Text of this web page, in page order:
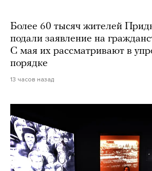
Более 60 тысяч жителей
подали заявление на
С мая их рассматривают в
порядке
13 часов назад